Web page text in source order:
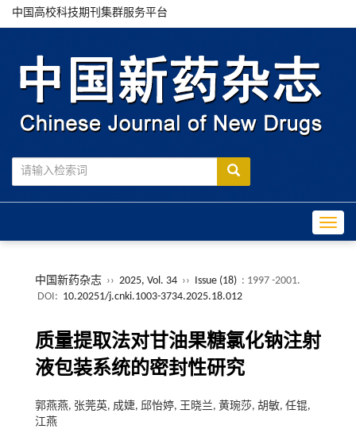
中国高校科技期刊集群服务平台
中国新药杂志 ›› 2025, Vol. 34 ›› Issue (18) : 1997 -2001.
DOI: 10.20251/j.cnki.1003-3734.2025.18.012
质量提取法对甘油果糖氯化钠注射
液包装系统的密封性研究
郭燕燕, 张莞英, 成婕, 邱怡婷, 王晓兰, 黄琬莎, 胡敏, 任锟,
江燕